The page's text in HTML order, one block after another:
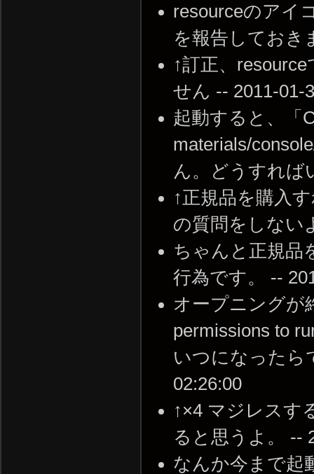
resourceのアイ
を報告しておき
↑訂正、
せん -- 2011-01-
起動すると、「
materials/
ん。どうすれば
↑正規品を購入
の質問をしない
ちゃんと正規品
行為です。 --
オープニングが
permissions to
いつになったら
02:26:00
↑×4 マジレスす
ると思うよ。 --
なんか今まで起